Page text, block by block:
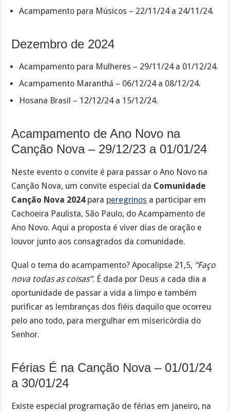
Acampamento para Músicos – 22/11/24 a 24/11/24.
Dezembro de 2024
Acampamento para Mulheres – 29/11/24 a 01/12/24.
Acampamento Maranthá – 06/12/24 a 08/12/24.
Hosana Brasil – 12/12/24 a 15/12/24.
Acampamento de Ano Novo na
Canção Nova – 29/12/23 a 01/01/24
Neste evento o convite é para passar o Ano Novo na
Canção Nova, um convite especial da Comunidade
Canção Nova 2024para peregrinos a participar em
Cachoeira Paulista, São Paulo, do Acampamento de
Ano Novo. Aqui a proposta é viver dias de oração e
louvor junto aos consagrados da comunidade.
Qual o tema do acampamento? Apocalipse 21,5, “Faço
nova todas as coisas”. É dada por Deus a cada dia a
oportunidade de passar a vida a limpo e também
purificar as lembranças dos fiéis daquilo que ocorreu
pelo ano todo, para mergulhar em misericórdia do
Senhor.
Férias É na Canção Nova – 01/01/24
a 30/01/24
Existe especial programação de férias em janeiro, na